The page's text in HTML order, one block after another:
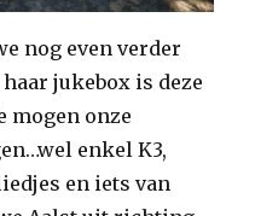
nog even verder
jukebox is deze
mogen onze
enkel K3,
en iets van